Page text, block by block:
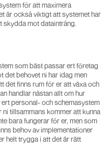
för att maximera
är också viktigt att systemet har
skydda mot dataintrång.
som bäst passar ert företag
det behovet ni har idag men
det finns rum för er att växa och
handlar nästan allt om hur
personal- och schemasystem
tillsammans kommer att kunna
bara fungerar för er, men som
behov av implementationer
helt trygga i att det är rätt